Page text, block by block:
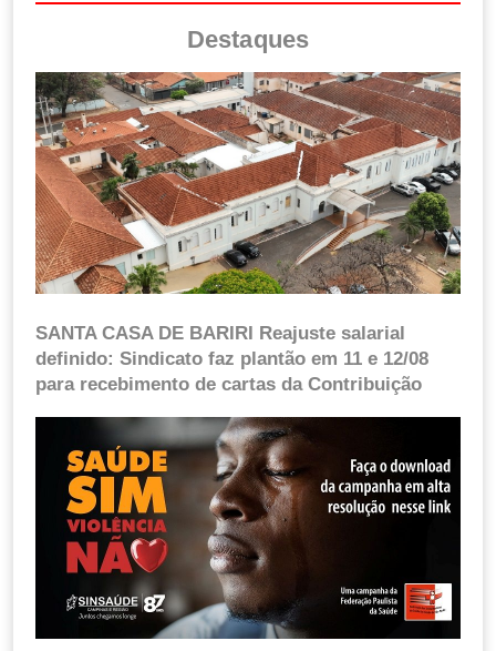
Destaques
SANTA CASA DE BARIRI Reajuste salarial
definido: Sindicato faz plantão em 11 e 12/08
para recebimento de cartas da Contribuição